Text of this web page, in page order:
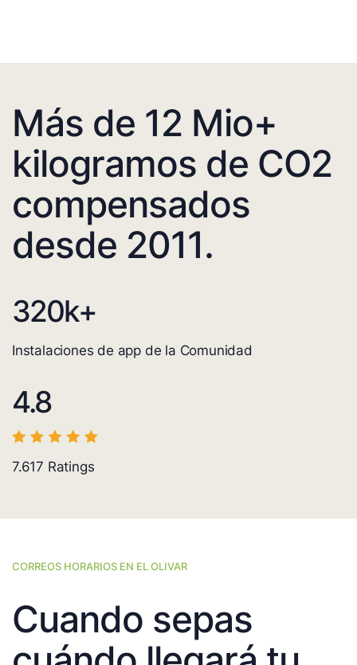
Más de 12 Mio+
kilogramos de CO2
compensados
desde 2011.
320k+
Instalaciones de app de la Comunidad
4.8
7.617 Ratings
CORREOS HORARIOS EN EL OLIVAR
Cuando sepas